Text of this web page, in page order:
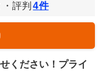
評判 4件
ください！プライ